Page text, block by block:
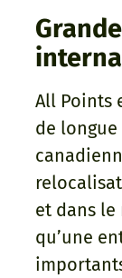
All Points
de
et dans
qu’une